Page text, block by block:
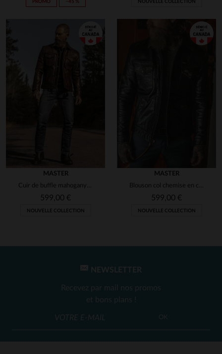
PROMO −45 % NOUVELLE COLLECTION
MASTER
Cuir de buffle mahogany, teinte rustique qui patine avec le temps.
599,00 €
NOUVELLE COLLECTION
MASTER
Blouson col chemise en cuir noir vieilli
599,00 €
NOUVELLE COLLECTION
NEWSLETTER
Recevez par mail nos promos
et bons plans !
OK